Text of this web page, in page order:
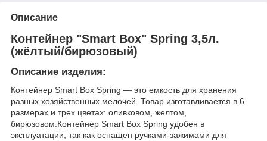
Описание
Контейнер "Smart Box" Spring 3,5л.
(жёлтый/бирюзовый)
Описание изделия:
Контейнер Smart Box Spring — это емкость для хранения
разных хозяйственных мелочей. Товар изготавливается в 6
размерах и трех цветах: оливковом, желтом,
бирюзовом.Контейнер Smart Box Spring удобен в
эксплуатации, так как оснащен ручками-зажимами для